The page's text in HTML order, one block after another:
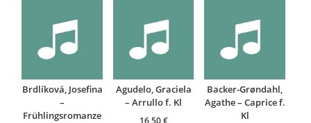
Brdlíková, Josefina
–
Frühlingsromanze
Agudelo, Graciela
– Arrullo f. Kl
16,50€
Backer-Grøndahl,
Agathe – Caprice f.
Kl